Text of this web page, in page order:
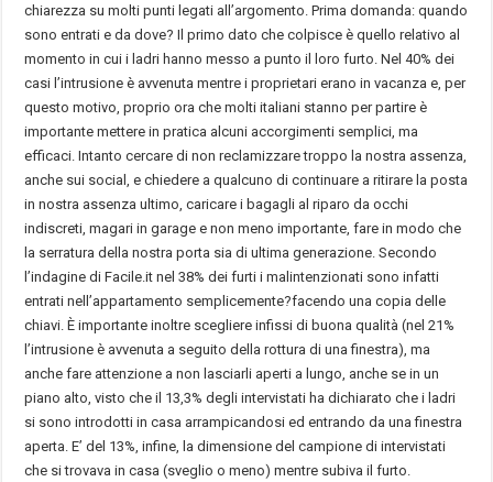
chiarezza su molti punti legati all’argomento. Prima domanda: quando
sono entrati e da dove? Il primo dato che colpisce è quello relativo al
momento in cui i ladri hanno messo a punto il loro furto. Nel 40% dei
casi l’intrusione è avvenuta mentre i proprietari erano in vacanza e, per
questo motivo, proprio ora che molti italiani stanno per partire è
importante mettere in pratica alcuni accorgimenti semplici, ma
efficaci. Intanto cercare di non reclamizzare troppo la nostra assenza,
anche sui social, e chiedere a qualcuno di continuare a ritirare la posta
in nostra assenza ultimo, caricare i bagagli al riparo da occhi
indiscreti, magari in garage e non meno importante, fare in modo che
la serratura della nostra porta sia di ultima generazione. Secondo
l’indagine di Facile.it nel 38% dei furti i malintenzionati sono infatti
entrati nell’appartamento semplicemente?facendo una copia delle
chiavi. È importante inoltre scegliere infissi di buona qualità (nel 21%
l’intrusione è avvenuta a seguito della rottura di una finestra), ma
anche fare attenzione a non lasciarli aperti a lungo, anche se in un
piano alto, visto che il 13,3% degli intervistati ha dichiarato che i ladri
si sono introdotti in casa arrampicandosi ed entrando da una finestra
aperta. E’ del 13%, infine, la dimensione del campione di intervistati
che si trovava in casa (sveglio o meno) mentre subiva il furto.